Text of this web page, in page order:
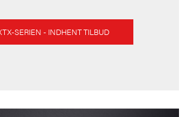
SERIEN - INDHENT TILBUD